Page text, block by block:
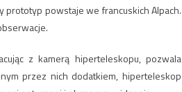
powstaje we francuskich Alpach.
z kamerą hiperteleskopu, pozwala
przez nich dodatkiem, hiperteleskop